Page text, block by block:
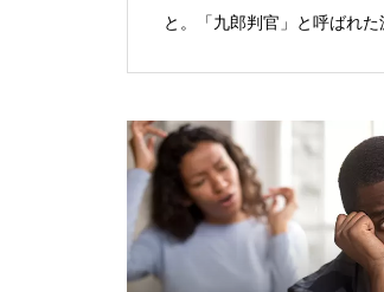
と。「九郎判官」と呼ばれた